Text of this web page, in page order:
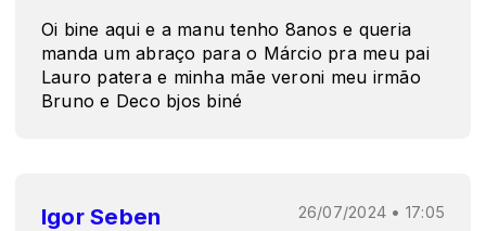
Oi bine aqui e a manu tenho 8anos e queria
manda um abraço para o Márcio pra meu pai
Lauro patera e minha mãe veroni meu irmão
Bruno e Deco bjos biné
Igor Seben 26/07/2024 • 17:05